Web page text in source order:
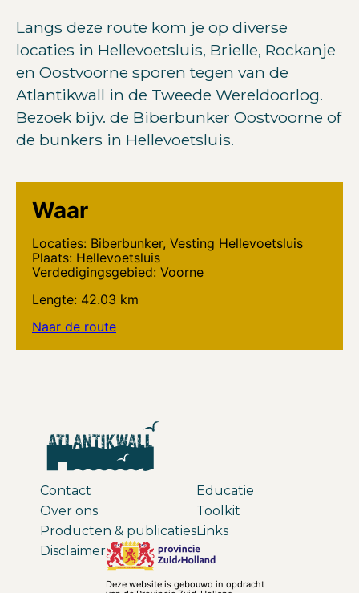
Langs deze route kom je op diverse
locaties in Hellevoetsluis, Brielle, Rockanje
en Oostvoorne sporen tegen van de
Atlantikwall in de Tweede Wereldoorlog.
Bezoek bijv. de Biberbunker Oostvoorne of
de bunkers in Hellevoetsluis.
Waar
Locaties: Biberbunker, Vesting Hellevoetsluis
Plaats: Hellevoetsluis
Verdedigingsgebied: Voorne
Lengte: 42.03 km
Naar de route
Contact
Over ons
Producten & publicaties
Educatie
Toolkit
Links
Disclaimer
Deze website is gebouwd in opdracht